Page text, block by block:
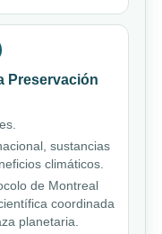
Preservación
sustancias
climáticos.
de Montreal
coordinada
planetaria.